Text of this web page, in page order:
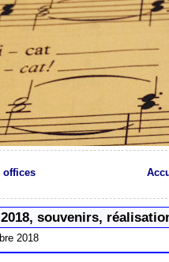
offices
souvenirs,
2018